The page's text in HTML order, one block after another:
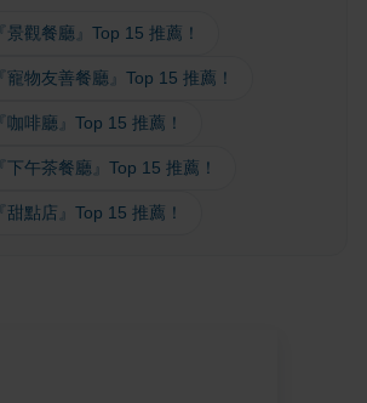
觀餐廳』Top 15 推薦！
寵物友善餐廳』Top 15 推薦！
啡廳』Top 15 推薦！
下午茶餐廳』Top 15 推薦！
點店』Top 15 推薦！